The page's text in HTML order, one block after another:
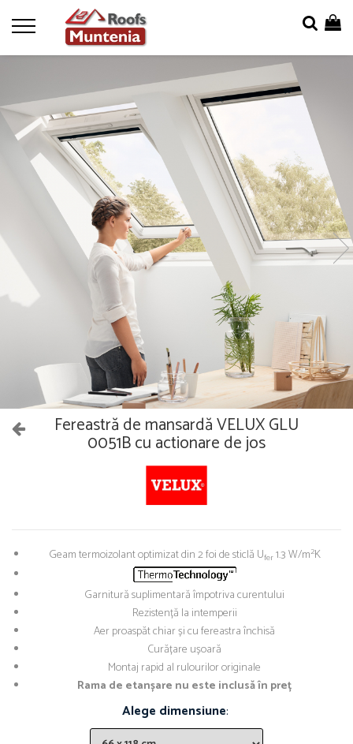
Fereastră de mansardă VELUX GLU
0051B cu actionare de jos
Geam termoizolant optimizat din 2 foi de sticlă Ufer1.3 W/m2K
Garnitură suplimentară împotriva curentului
Rezistență la intemperii
Aer proaspăt chiar și cu fereastra închisă
Curățare ușoară
Montaj rapid al rulourilor originale
Rama de etanșare nu este inclusă în preț
Alege dimensiune: